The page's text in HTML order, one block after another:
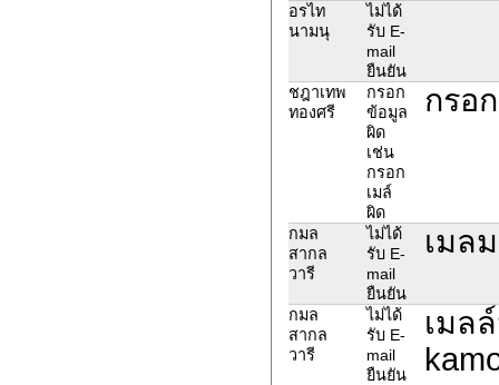
อรไท
นามนุ
ไม่ได้
รับ E-
mail
ยืนยัน
ชฎาเทพ
ทองศรี
กรอก
ข้อมูล
ผิด
เช่น
กรอก
เมล์
ผิด
กรอ
กมล
สากล
วารี
ไม่ได้
รับ E-
mail
ยืนยัน
เมล
กมล
สากล
วารี
ไม่ได้
รับ E-
mail
ยืนยัน
เมล